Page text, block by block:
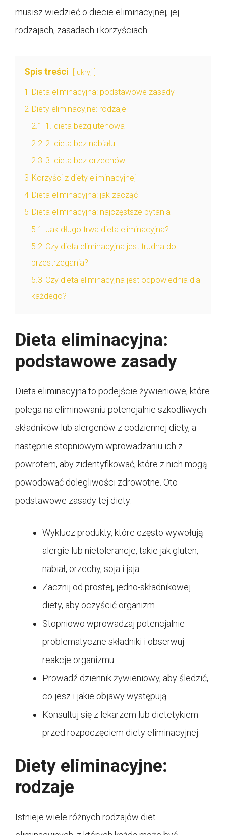
musisz wiedzieć o diecie eliminacyjnej, jej
rodzajach, zasadach i korzyściach.
Spis treści ukryj
1 Dieta eliminacyjna: podstawowe zasady
2 Diety eliminacyjne: rodzaje
2.1 1. dieta bezglutenowa
2.2 2. dieta bez nabiału
2.3 3. dieta bez orzechów
3 Korzyści z diety eliminacyjnej
4 Dieta eliminacyjna: jak zacząć
5 Dieta eliminacyjna: najczęstsze pytania
5.1 Jak długo trwa dieta eliminacyjna?
5.2 Czy dieta eliminacyjna jest trudna do
przestrzegania?
5.3 Czy dieta eliminacyjna jest odpowiednia dla
każdego?
Dieta eliminacyjna:
podstawowe zasady
Dieta eliminacyjna to podejście żywieniowe, które
polega na eliminowaniu potencjalnie szkodliwych
składników lub alergenów z codziennej diety, a
następnie stopniowym wprowadzaniu ich z
powrotem, aby zidentyfikować, które z nich mogą
powodować dolegliwości zdrowotne. Oto
podstawowe zasady tej diety:
Wyklucz produkty, które często wywołują
alergie lub nietolerancje, takie jak gluten,
nabiał, orzechy, soja i jaja.
Zacznij od prostej, jedno-składnikowej
diety, aby oczyścić organizm.
Stopniowo wprowadzaj potencjalnie
problematyczne składniki i obserwuj
reakcje organizmu.
Prowadź dziennik żywieniowy, aby śledzić,
co jesz i jakie objawy występują.
Konsultuj się z lekarzem lub dietetykiem
przed rozpoczęciem diety eliminacyjnej.
Diety eliminacyjne:
rodzaje
Istnieje wiele różnych rodzajów diet